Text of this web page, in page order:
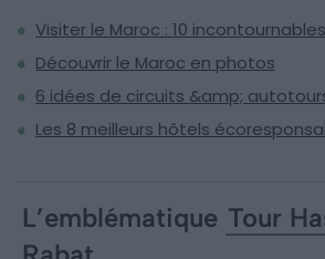
Visiter le Maroc : 10
Découvrir le Maroc en photos
6 idées de circuits &amp;
Les 8 meilleurs hôtels
L’emblématique Tour